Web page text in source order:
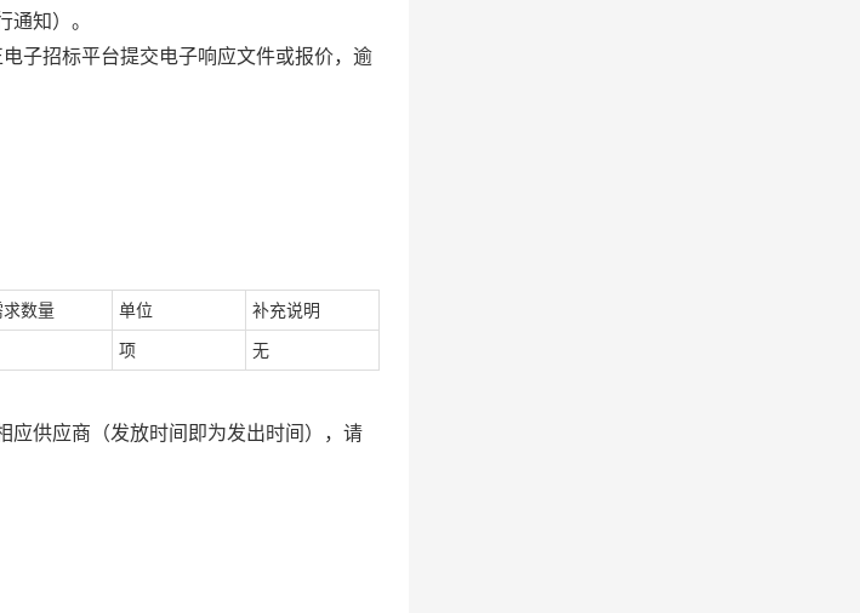
通知）。
子招标平台提交电子响应文件或报价，逾
求数量 单位 补充说明
项 无
应供应商（发放时间即为发出时间），请